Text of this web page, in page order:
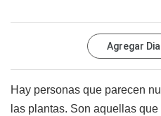
Agregar
Hay personas que parecen
las plantas. Son aquellas